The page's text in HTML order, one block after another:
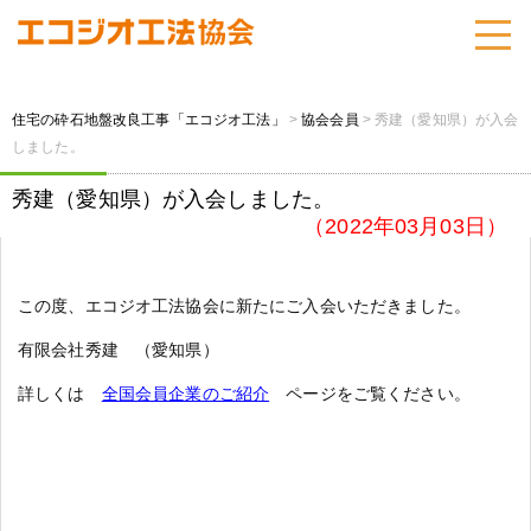
住宅の砕石地盤改良工事「エコジオ工法」 >協会会員 >秀建（愛知県）が入会
しました。
秀建（愛知県）が入会しました。
（2022年03月03日）
この度、エコジオ工法協会に新たにご入会いただきました。
有限会社秀建 （愛知県）
詳しくは 全国会員企業のご紹介 ページをご覧ください。